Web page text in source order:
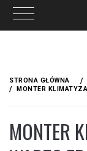
treściSTRONA GŁÓWNA
MONTER
MONTER